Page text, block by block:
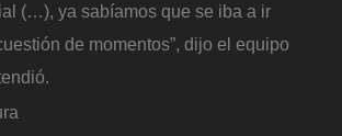
(…), ya sabíamos que se iba a ir
de momentos”, dijo el equipo